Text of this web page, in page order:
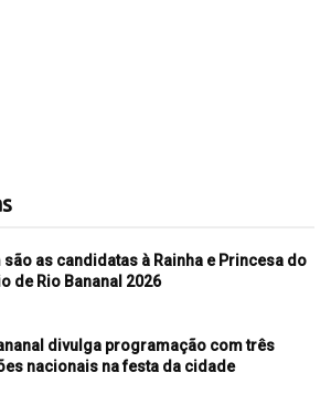
são as candidatas à Rainha e Princesa do
de Rio Bananal 2026
divulga programação com três
nacionais na festa da cidade